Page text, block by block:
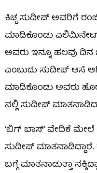
ಕಿಚ್ಚ ಸುದೀಪ್ ಅವರಿಗೆ
ಮಾಡಿಕೊಂಡು
ಅವರು ಇನ್ನೂ ಹಲವು
ಎಂಬುದು ಸುದೀಪ್ ಆಸೆ
ಮಾಡಿಕೊಂಡು ಅವರು
ನಲ್ಲಿ ಸುದೀಪ್
‘ಬಿಗ್ ಬಾಸ್’ ವೇದಿಕೆ
ಸುದೀಪ್
ಬಗ್ಗೆ ಮಾತನಾಡುತ್ತಾ